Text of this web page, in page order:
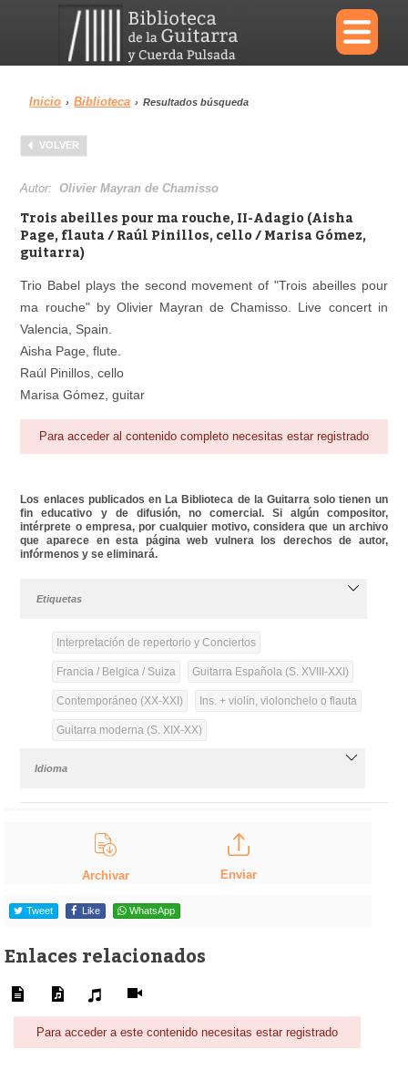
×
Menu
Biblioteca
Área personal Reproductor
Inicio › Biblioteca › Resultados búsqueda
VOLVER
Autor:Olivier Mayran de Chamisso
Trois abeilles pour ma rouche, II-Adagio (Aisha
Page, flauta / Raúl Pinillos, cello / Marisa Gómez,
guitarra)
Trio Babel plays the second movement of "Trois abeilles pour
ma rouche" by Olivier Mayran de Chamisso. Live concert in
Valencia, Spain.
Aisha Page, flute.
Raúl Pinillos, cello
Marisa Gómez, guitar
Para acceder al contenido completo necesitas estar registrado
Los enlaces publicados en La Biblioteca de la Guitarra solo tienen un
fin educativo y de difusión, no comercial. Si algún compositor,
intérprete o empresa, por cualquier motivo, considera que un archivo
que aparece en esta página web vulnera los derechos de autor,
infórmenos y se eliminará.
Etiquetas
Interpretación de repertorio y Conciertos
Francia / Belgica / Suiza Guitarra Española (S. XVIII-XXI)
Contemporáneo (XX-XXI) Ins. + violín, violonchelo o flauta
Guitarra moderna (S. XIX-XX)
Idioma
Archivar Enviar
Tweet Like WhatsApp
Enlaces relacionados
Para acceder a este contenido necesitas estar registrado